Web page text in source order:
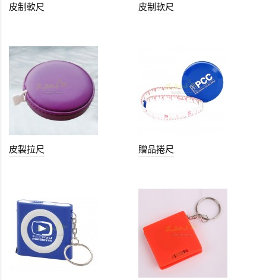
皮制軟尺 皮制軟尺
皮製拉尺 贈品捲尺